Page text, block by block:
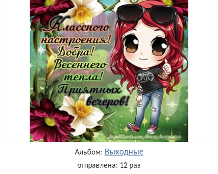
Альбом: Выходные
отправлена: 12 раз